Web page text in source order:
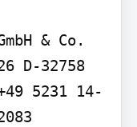
& Co.
D-32758
5231 14-